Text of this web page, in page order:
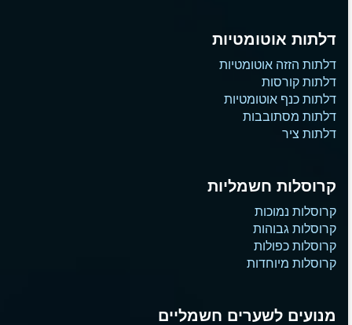
דלתות אוטומטיות
דלתות הזזה אוטומטיות
דלתות קורסות
דלתות כנף אוטומטיות
דלתות מסתובבות
דלתות ציר
קרוסלות חשמליות
קרוסלות נמוכות
קרוסלות גבוהות
קרוסלות כפולות
קרוסלות מיוחדות
מנועים לשערים חשמליים